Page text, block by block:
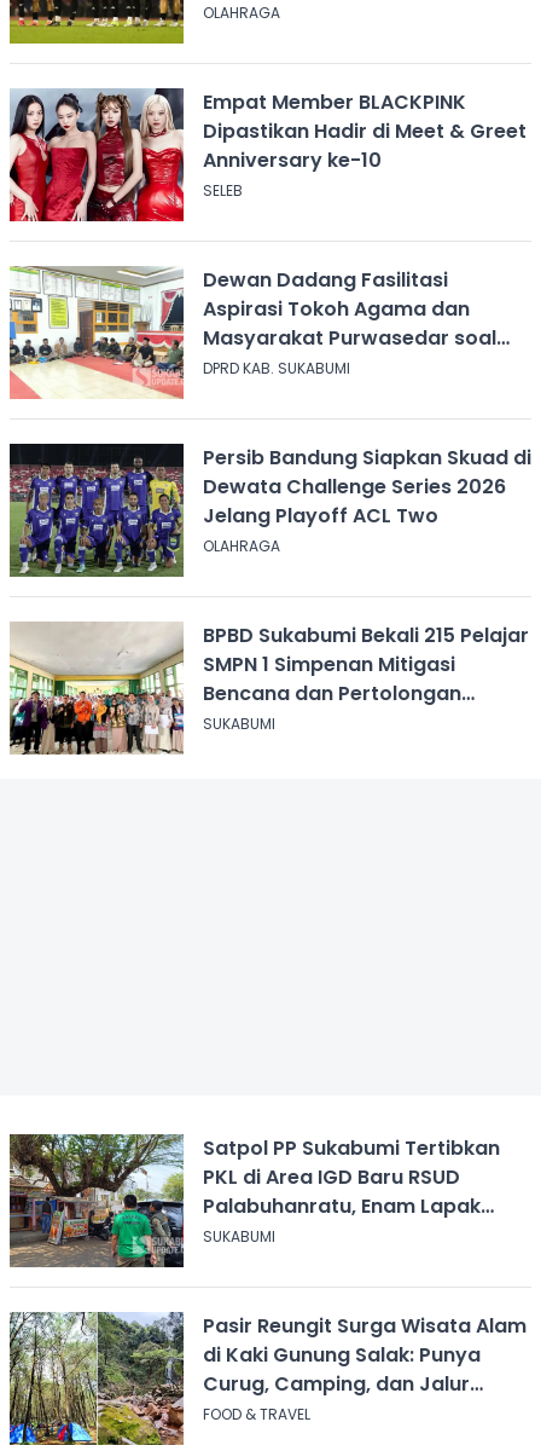
OLAHRAGA
Empat Member BLACKPINK
Dipastikan Hadir di Meet & Greet
Anniversary ke-10
SELEB
Dewan Dadang Fasilitasi
Aspirasi Tokoh Agama dan
Masyarakat Purwasedar soal
Penolakan Konser Reggae
DPRD KAB. SUKABUMI
Persib Bandung Siapkan Skuad di
Dewata Challenge Series 2026
Jelang Playoff ACL Two
OLAHRAGA
BPBD Sukabumi Bekali 215 Pelajar
SMPN 1 Simpenan Mitigasi
Bencana dan Pertolongan
Psikologis
SUKABUMI
Satpol PP Sukabumi Tertibkan
PKL di Area IGD Baru RSUD
Palabuhanratu, Enam Lapak
Dibongkar Mandiri
SUKABUMI
Pasir Reungit Surga Wisata Alam
di Kaki Gunung Salak: Punya
Curug, Camping, dan Jalur
Pendakian
FOOD & TRAVEL